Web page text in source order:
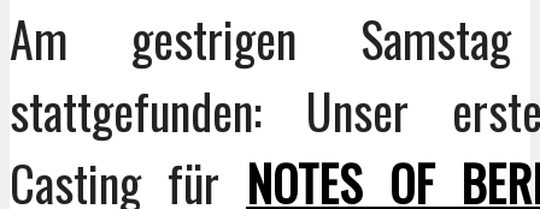
Am gestrigen
stattgefunden: Unser
Casting für NOTES OF